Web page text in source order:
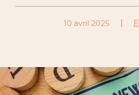
10 avril 2025